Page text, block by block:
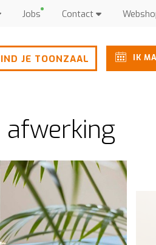
Jobs Contact
JE TOONZAAL IK
afwerking